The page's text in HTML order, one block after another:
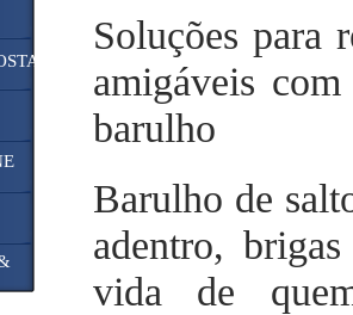
Soluções para
amigáveis
barulho
Barulho de
adentro,
vida de